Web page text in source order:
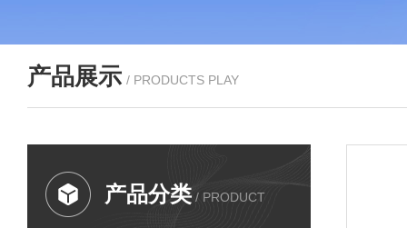
产品展示 / PRODUCTS PLAY
产品分类 / PRODUCT